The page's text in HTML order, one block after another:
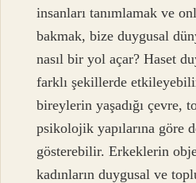
insanları tanımlamak ve
bakmak, bize duygusal
nasıl bir yol açar? Haset
farklı şekillerde
bireylerin yaşadığı çevre,
psikolojik yapılarına göre
gösterebilir. Erkeklerin
kadınların duygusal ve